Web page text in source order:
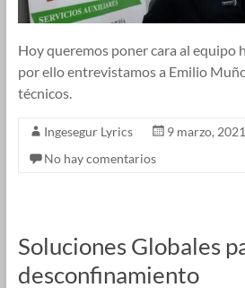
Hoy queremos poner cara al equipo
por ello entrevistamos a Emilio
técnicos.
Ingesegur Lyrics 9 marzo, 2021
No hay comentarios
Soluciones Globales
desconfinamiento